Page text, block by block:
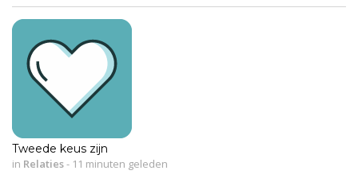
Tweede keus zijn
in Relaties- 11 minuten geleden